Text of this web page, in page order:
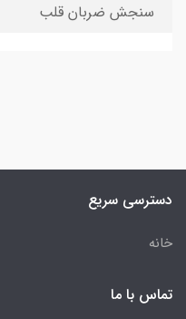
سنجش ضربان قلب
دسترسی سریع
خانه
تماس با ما